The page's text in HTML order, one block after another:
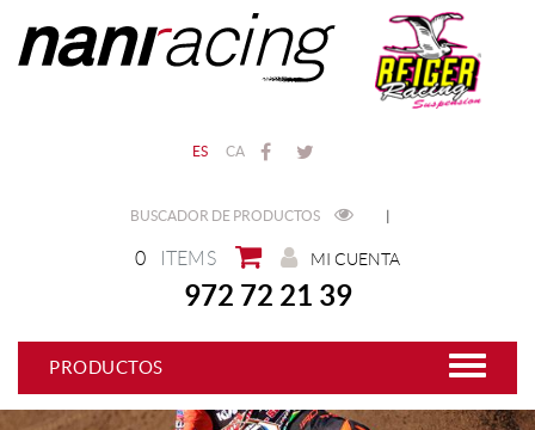
ES CA
BUSCADOR DE PRODUCTOS |
0 ITEMS MI CUENTA
972 72 21 39
PRODUCTOS